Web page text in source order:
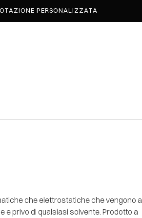
PERSONALIZZATA
che elettrostatiche che vengono a
e privo di qualsiasi solvente. Prodotto a